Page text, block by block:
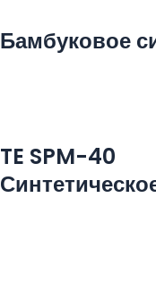
Бамбуковое
TE SPM-40